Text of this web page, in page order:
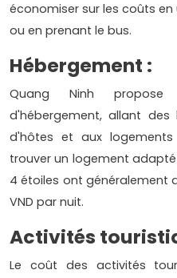
économiser sur les coûts
ou en prenant le bus.
Hébergement :
Quang Ninh
d'hébergement, allant
d'hôtes et aux
trouver un logement
4 étoiles ont généralement
VND par nuit.
Activités
Le coût des activités